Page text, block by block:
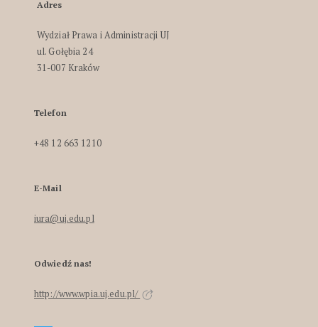
Adres
Wydział Prawa i Administracji UJ
ul. Gołębia 24
31-007 Kraków
Telefon
+48 12 663 1210
E-Mail
iura@uj.edu.pl
Odwiedź nas!
http://www.wpia.uj.edu.pl/